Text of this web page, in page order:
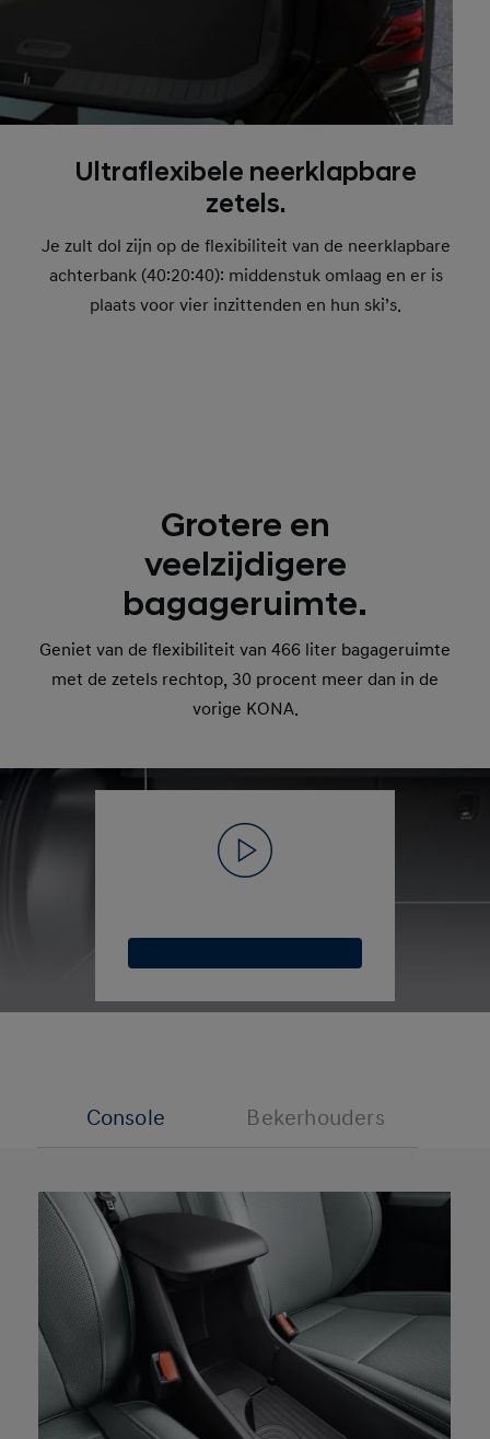
Ultraflexibele neerklapbare
zetels.
Je zult dol zijn op de flexibiliteit van de neerklapbare
achterbank (40:20:40): middenstuk omlaag en er is
plaats voor vier inzittenden en hun ski’s.
Grotere en
veelzijdigere
bagageruimte.
Geniet van de flexibiliteit van 466 liter bagageruimte
met de zetels rechtop, 30 procent meer dan in de
vorige KONA.
Console Bekerhouders